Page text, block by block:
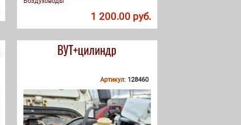
1 200.00 руб.
ВУТ+цилиндр
Артикул: 128460